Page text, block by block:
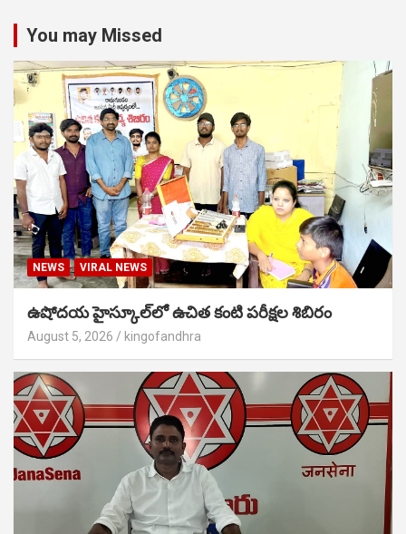
You may Missed
NEWS VIRAL NEWS
ఉషోదయ హైస్కూల్‌లో ఉచిత కంటి పరీక్షల శిబిరం
August 5, 2026 kingofandhra